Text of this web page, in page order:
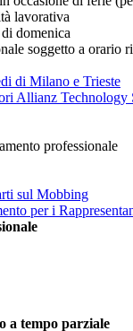
lavorativa
domenica
soggetto a orario
di Milano e Trieste
Allianz
professionale
sul Mobbing
per i
a tempo parziale